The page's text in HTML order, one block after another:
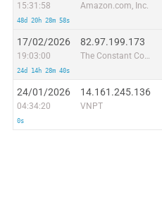
15:31:58
48d 20h 28m 58s
Amazon.com, Inc.
17/02/2026
19:03:00
24d 14h 28m 40s
82.97.199.173
The Constant Company, LLC
24/01/2026
04:34:20
0s
14.161.245.136
VNPT